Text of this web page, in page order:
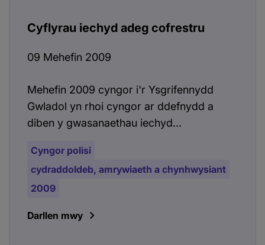
Cyflyrau iechyd adeg cofrestru
09 Mehefin 2009
Mehefin 2009 cyngor i'r Ysgrifennydd
Gwladol yn rhoi cyngor ar ddefnydd a
diben y gwasanaethau iechyd...
Cyngor polisi
cydraddoldeb, amrywiaeth a chynhwysiant
2009
Darllen mwy